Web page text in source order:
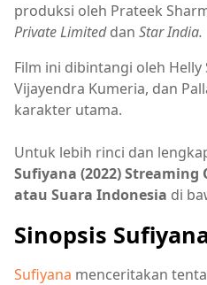
produksi oleh Prateek
Private Limiteddan Star India.
Film ini dibintangi oleh Helly
Vijayendra Kumeria, dan
karakter utama.
Untuk lebih rinci dan
Sufiyana (2022)
atau Suara Indonesia di
Sinopsis
Sufiyana menceritakan